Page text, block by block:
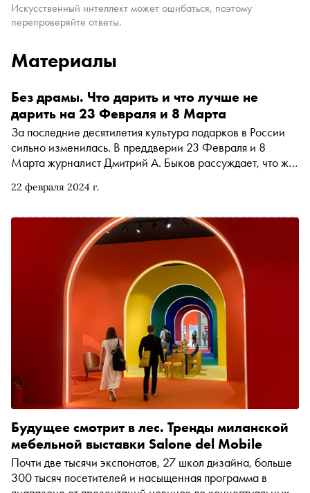
Искусственный интеллект может ошибаться, поэтому
перепроверяйте ответы.
Материалы
22 февраля 2024 г.
Без драмы. Что дарить и что лучше не
дарить на 23 Февраля и 8 Марта
За последние десятилетия культура подарков в России
сильно изменилась. В преддверии 23 Февраля и 8
Марта журналист Дмитрий А. Быков рассуждает, что же
мужчины и женщины
Будущее смотрит в лес. Тренды миланской
мебельной выставки Salone del Mobile
Почти две тысячи экспонатов, 27 школ дизайна, больше
300 тысяч посетителей и насыщенная программа в